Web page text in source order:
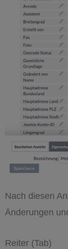
Nach diesen
Änderungen
Reiter (Tab)